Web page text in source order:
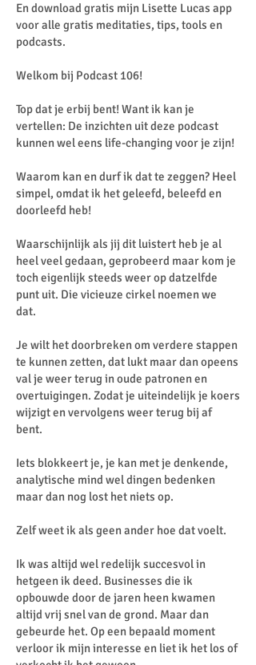
En download gratis mijn Lisette Lucas app
voor alle gratis meditaties, tips, tools en
podcasts.
Welkom bij Podcast 106!
Top dat je erbij bent! Want ik kan je
vertellen: De inzichten uit deze podcast
kunnen wel eens life-changing voor je zijn!
Waarom kan en durf ik dat te zeggen? Heel
simpel, omdat ik het geleefd, beleefd en
doorleefd heb!
Waarschijnlijk als jij dit luistert heb je al
heel veel gedaan, geprobeerd maar kom je
toch eigenlijk steeds weer op datzelfde
punt uit. Die vicieuze cirkel noemen we
dat.
Je wilt het doorbreken om verdere stappen
te kunnen zetten, dat lukt maar dan opeens
val je weer terug in oude patronen en
overtuigingen. Zodat je uiteindelijk je koers
wijzigt en vervolgens weer terug bij af
bent.
Iets blokkeert je, je kan met je denkende,
analytische mind wel dingen bedenken
maar dan nog lost het niets op.
Zelf weet ik als geen ander hoe dat voelt.
Ik was altijd wel redelijk succesvol in
hetgeen ik deed. Businesses die ik
opbouwde door de jaren heen kwamen
altijd vrij snel van de grond. Maar dan
gebeurde het. Op een bepaald moment
verloor ik mijn interesse en liet ik het los of